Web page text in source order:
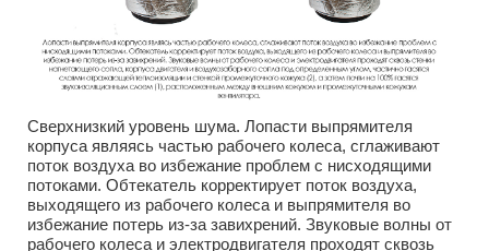
Сверхнизкий уровень шума. Лопасти выпрямителя
корпуса являясь частью рабочего колеса, сглаживают
поток воздуха во избежание проблем с нисходящими
потоками. Обтекатель корректирует поток воздуха,
выходящего из рабочего колеса и выпрямителя во
избежание потерь из-за завихрений. Звуковые волны от
рабочего колеса и электродвигателя проходят сквозь